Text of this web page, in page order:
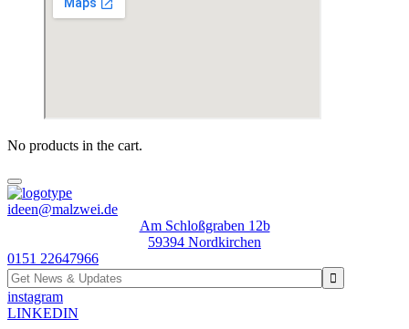
No products in the cart.
ideen@malzwei.de
Am Schloßgraben 12b
59394 Nordkirchen
0151 22647966
instagram
LINKEDIN